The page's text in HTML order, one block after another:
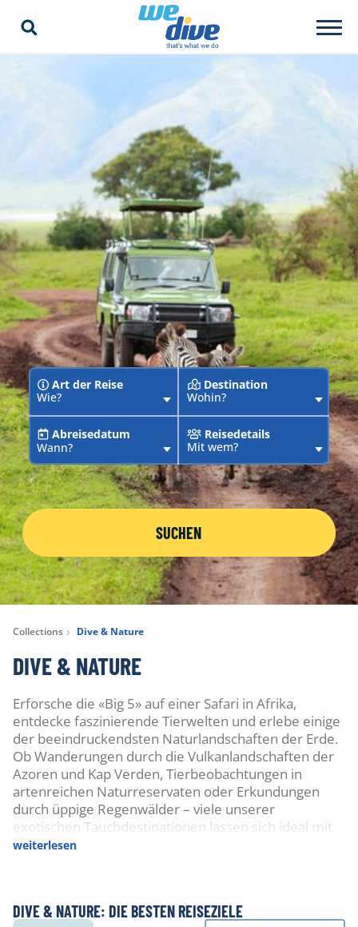
Art der Reise
Wie?
Destination
Wohin?
Abreisedatum
Wann?
Reisedetails
Mit wem?
SUCHEN
Collections Dive & Nature
DIVE & NATURE
Erforsche die «Big 5» auf einer Safari in Afrika,
entdecke faszinierende Tierwelten und erlebe einige
der beeindruckendsten Naturlandschaften der Erde.
Ob Wanderungen durch die Vulkanlandschaften der
Azoren und Kap Verden, Tierbeobachtungen in
artenreichen Naturreservaten oder Erkundungen
durch üppige Regenwälder – viele unserer
exotischen Tauchdestinationen lassen sich ideal mit
unvergesslichen Naturerlebnissen an Land
weiterlesen
DIVE & NATURE: DIE BESTEN REISEZIELE